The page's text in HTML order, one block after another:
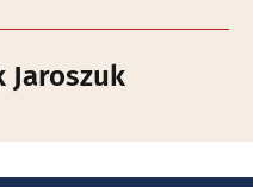
Jaroszuk